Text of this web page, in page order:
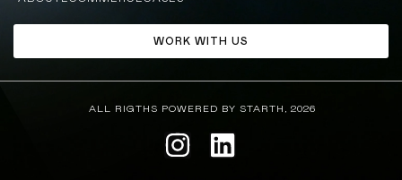
WORK WITH US
ALL RIGTHS POWERED BY STARTH, 2026